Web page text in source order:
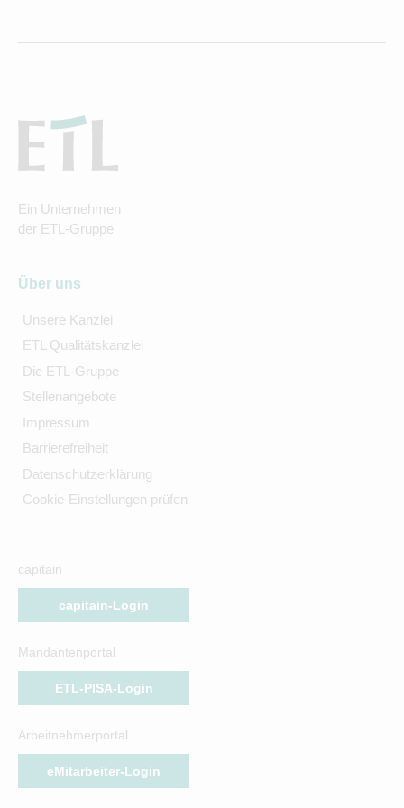
Ein Unternehmen
der ETL-Gruppe
Über uns
Unsere Kanzlei
ETL Qualitätskanzlei
Die ETL-Gruppe
Stellenangebote
Impressum
Barrierefreiheit
Datenschutzerklärung
Cookie-Einstellungen prüfen
capitain
capitain-Login
Mandantenportal
ETL-PISA-Login
Arbeitnehmerportal
eMitarbeiter-Login